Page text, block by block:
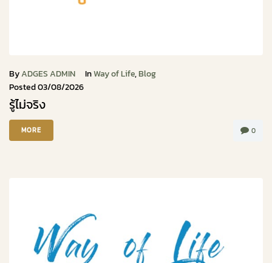
ByADGES ADMIN InWay of Life,Blog
Posted03/08/2026
รู้ไม่จริง
MORE 0